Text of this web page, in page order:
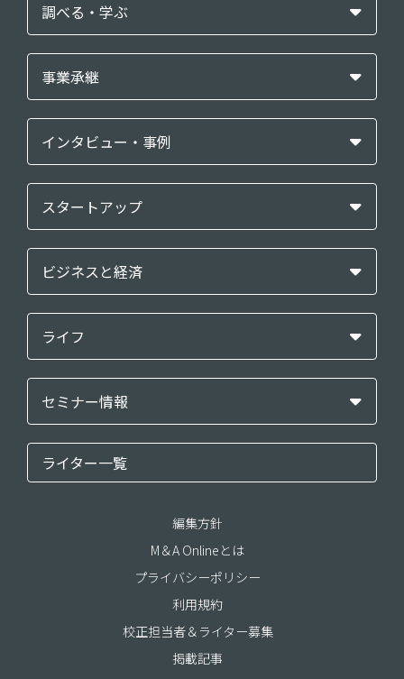
調べる・学ぶ
事業承継
インタビュー・事例
スタートアップ
ビジネスと経済
ライフ
セミナー情報
ライター一覧
編集方針
M＆A Onlineとは
プライバシーポリシー
利用規約
校正担当者＆ライター募集
掲載記事